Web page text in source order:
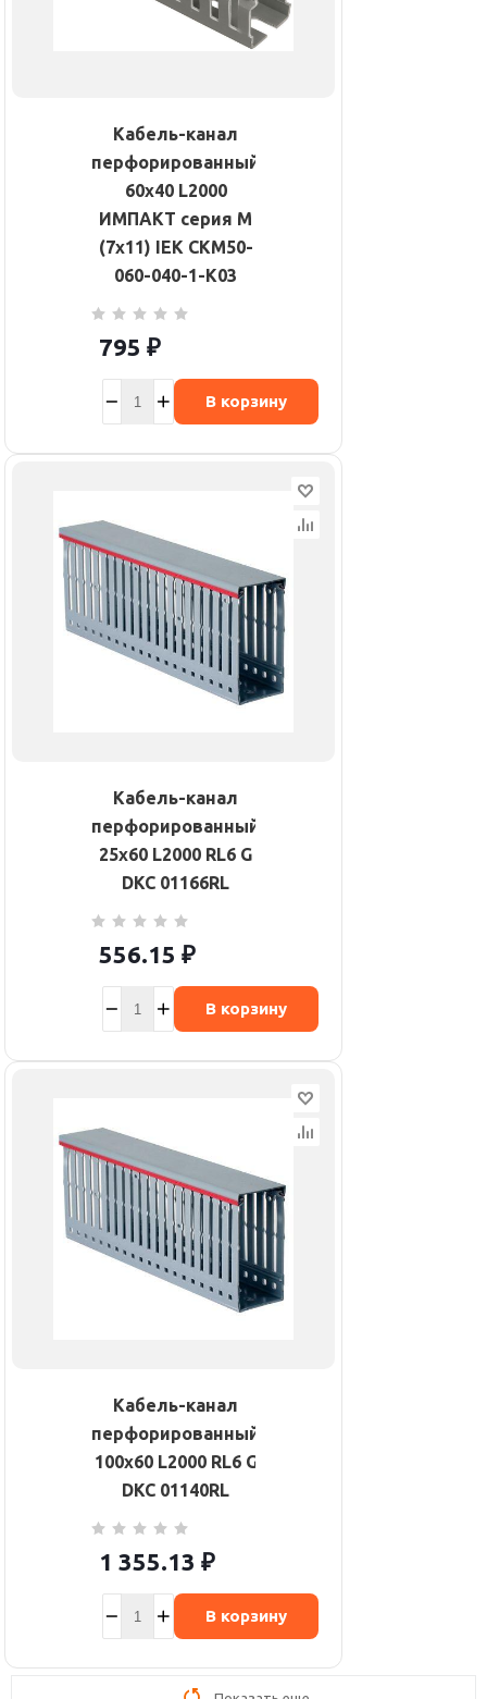
Кабель-канал
перфорированный
60х40 L2000
ИМПАКТ серия М
(7х11) IEK CKM50-
060-040-1-K03
795 ₽
В корзину
Кабель-канал
перфорированный
25х60 L2000 RL6 G
DKC 01166RL
556.15 ₽
В корзину
Кабель-канал
перфорированный
100х60 L2000 RL6 G
DKC 01140RL
1 355.13 ₽
В корзину